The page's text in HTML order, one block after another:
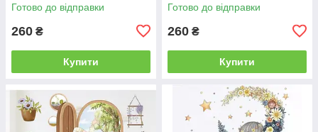
Готово до відправки
260 ₴
Купити
Готово до відправки
260 ₴
Купити